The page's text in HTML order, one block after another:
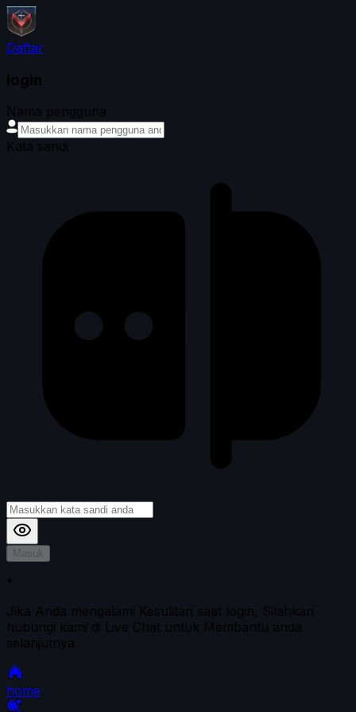
Daftar
login
Nama pengguna
Kata sandi
Masuk
*
Jika Anda mengalami Kesulitan saat login, Silahkan
hubungi kami di Live Chat untuk Membantu anda
selanjutnya
home